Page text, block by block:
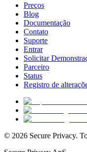
Preços
Blog
Documentação
Contato
Suporte
Entrar
Solicitar
Parceiro
Status
Registro de
© 2026 Secure Privacy.